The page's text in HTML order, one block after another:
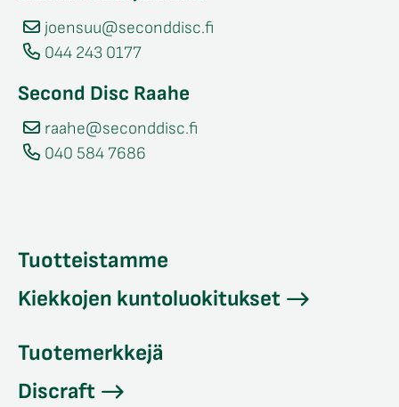
joensuu@seconddisc.fi
044 243 0177
Second Disc Raahe
raahe@seconddisc.fi
040 584 7686
Tuotteistamme
Kiekkojen kuntoluokitukset
Tuotemerkkejä
Discraft